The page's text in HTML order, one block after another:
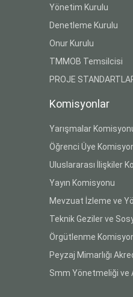
Yönetim Kurulu
Denetleme Kurulu
Onur Kurulu
TMMOB Temsilcisi
PROJE
Komisyonlar
Yarışmalar
Öğrenci Üye
Uluslararası İlişkiler
Yayın Komisyonu
Mevzuat İzleme ve
Teknik Geziler ve
Örgütlenme
Peyzaj Mimarlığı
Smm Yönetmeliği